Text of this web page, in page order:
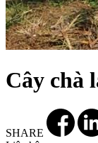
Cây chà
SHARE